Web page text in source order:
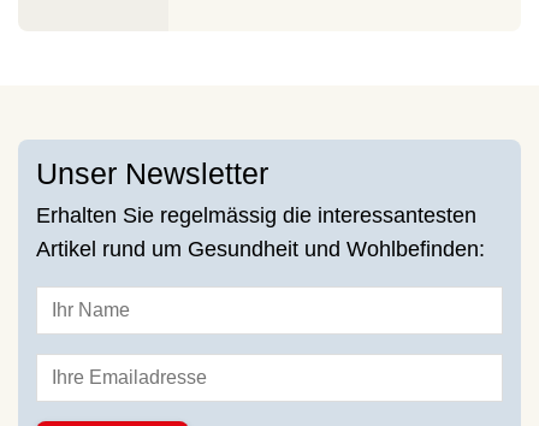
Unser Newsletter
Erhalten Sie regelmässig die interessantesten
Artikel rund um Gesundheit und Wohlbefinden: